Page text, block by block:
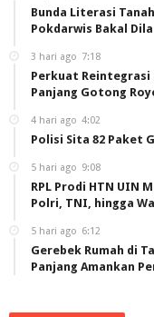
Bunda Literasi
Pokdarwis Bakal
3 hari ago 7:18
Perkuat Reintegrasi
Panjang Gotong
4 hari ago 4:02
Polisi Sita 82 Paket
5 hari ago 9:08
RPL Prodi HTN UIN
Polri, TNI, hingga
5 hari ago 6:12
Gerebek Rumah di
Panjang Amankan